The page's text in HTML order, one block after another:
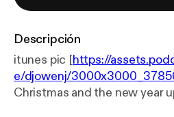
Descripción
itunes pic [https://
e/djowenj/
Christmas and the new year